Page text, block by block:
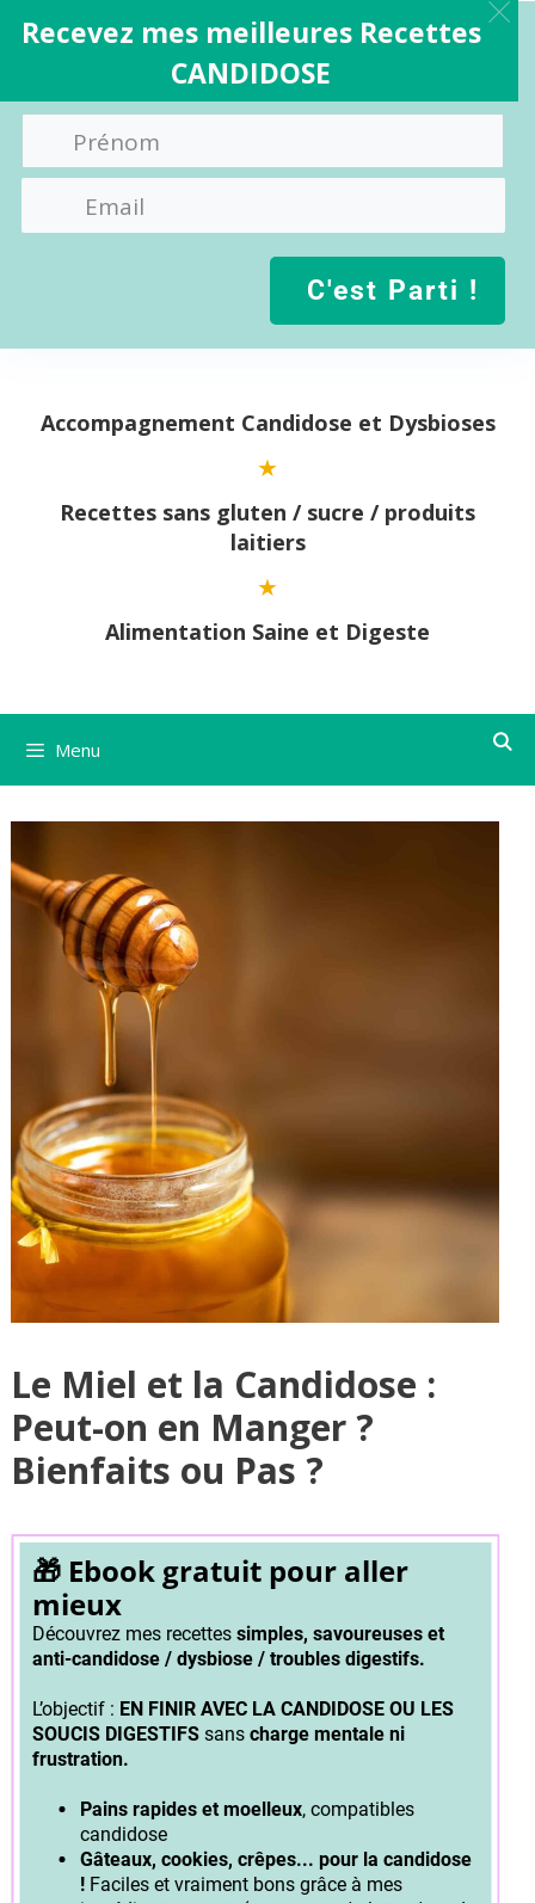
contenuAccompagnement Candidose et Dysbioses
Recettes sans gluten / sucre / produits
laitiers
Alimentation Saine et Digeste
Menu
Le Miel et la Candidose :
Peut-on en Manger ?
Bienfaits ou Pas ?
Recevez mes meilleures Recettes
CANDIDOSE
C'est Parti !